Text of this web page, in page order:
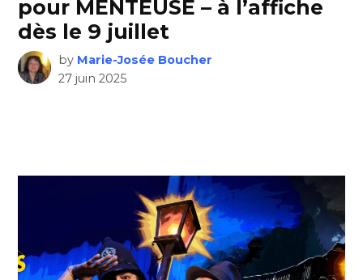
pour MENTEUSE – à l’affiche
dès le 9 juillet
by Marie-Josée Boucher
27 juin 2025